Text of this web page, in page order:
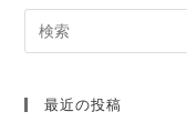
最近の投稿